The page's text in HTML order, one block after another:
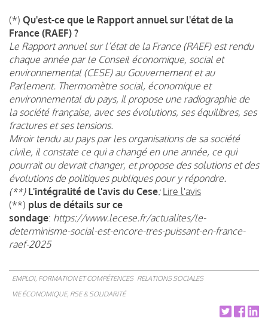
(*) Qu'est-ce que le Rapport annuel sur l'état de la
France (RAEF) ?
Le Rapport annuel sur l’état de la France (RAEF) est rendu
chaque année par le Conseil économique, social et
environnemental (CESE) au Gouvernement et au
Parlement. Thermomètre social, économique et
environnemental du pays, il propose une radiographie de
la société française, avec ses évolutions, ses équilibres, ses
fractures et ses tensions.
Miroir tendu au pays par les organisations de sa société
civile, il constate ce qui a changé en une année, ce qui
pourrait ou devrait changer, et propose des solutions et des
évolutions de politiques publiques pour y répondre.
(**) L'intégralité de l'avis du Cese: Lire l'avis
(**) plus de détails sur ce
sondage: https://www.lecese.fr/actualites/le-
determinisme-social-est-encore-tres-puissant-en-france-
raef-2025
EMPLOI, FORMATION ET COMPÉTENCES RELATIONS SOCIALES
VIE ÉCONOMIQUE, RSE & SOLIDARITÉ